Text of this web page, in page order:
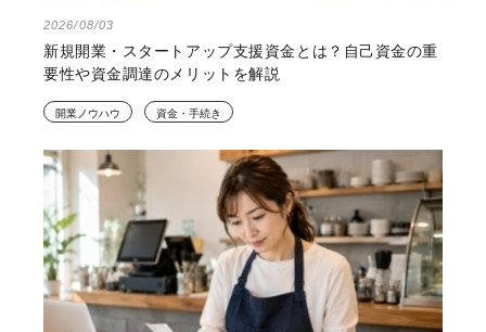
2026/08/03
新規開業・スタートアップ支援資金とは？自己資金の重
要性や資金調達のメリットを解説
開業ノウハウ 資金・手続き